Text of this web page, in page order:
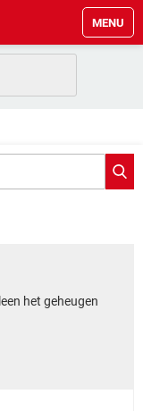
MENU
10
het geheugen